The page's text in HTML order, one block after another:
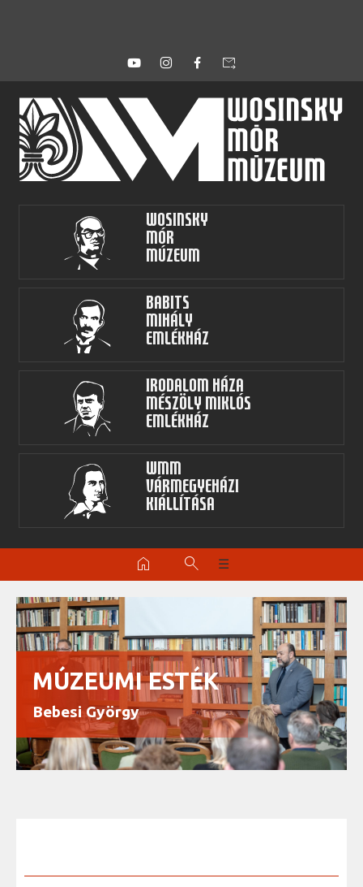
forward_to_inbox
Wosinsky
Mór
Múzeum
Babits
Mihály
Emlékház
Irodalom Háza
Mészöly Miklós
Emlékház
WMM
Vármegyeházi
kiállítása
home search ☰
MÚZEUMI ESTÉK
Bebesi György